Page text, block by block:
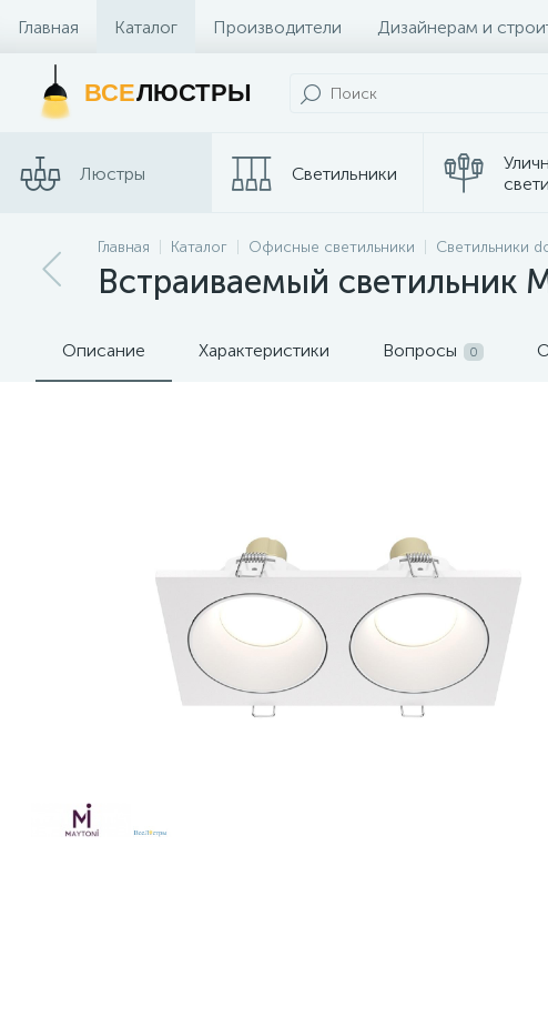
Главная Каталог Производители Дизайнерам и
Контакты и Магазины
ВСЕЛЮСТРЫ
Люстры Светильники
Споты
Трековые
Главная Каталог Офисные светильники Светильники
Встраиваемый светильник
Описание Характеристики Вопросы 0